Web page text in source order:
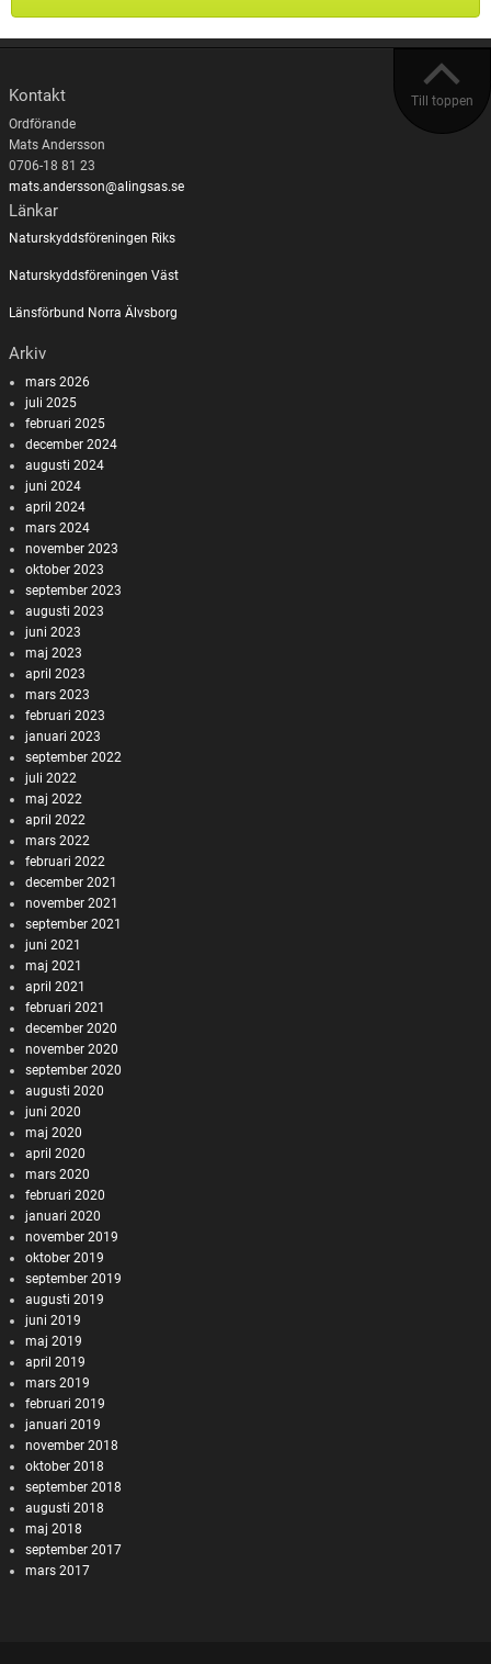
Till toppen
Kontakt
Ordförande
Mats Andersson
0706-18 81 23
mats.andersson@alingsas.se
Länkar
Naturskyddsföreningen Riks
Naturskyddsföreningen Väst
Länsförbund Norra Älvsborg
Arkiv
mars 2026
juli 2025
februari 2025
december 2024
augusti 2024
juni 2024
april 2024
mars 2024
november 2023
oktober 2023
september 2023
augusti 2023
juni 2023
maj 2023
april 2023
mars 2023
februari 2023
januari 2023
september 2022
juli 2022
maj 2022
april 2022
mars 2022
februari 2022
december 2021
november 2021
september 2021
juni 2021
maj 2021
april 2021
februari 2021
december 2020
november 2020
september 2020
augusti 2020
juni 2020
maj 2020
april 2020
mars 2020
februari 2020
januari 2020
november 2019
oktober 2019
september 2019
augusti 2019
juni 2019
maj 2019
april 2019
mars 2019
februari 2019
januari 2019
november 2018
oktober 2018
september 2018
augusti 2018
maj 2018
september 2017
mars 2017